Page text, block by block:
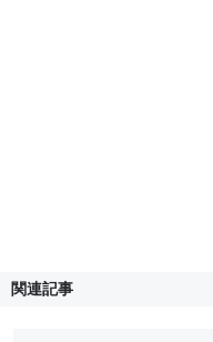
関連記事